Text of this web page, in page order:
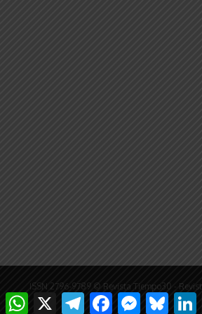
ISSN 2796-9789 © Revista Tiempo30 -
WhatsApp TelegramFacebookMessengerBluesky